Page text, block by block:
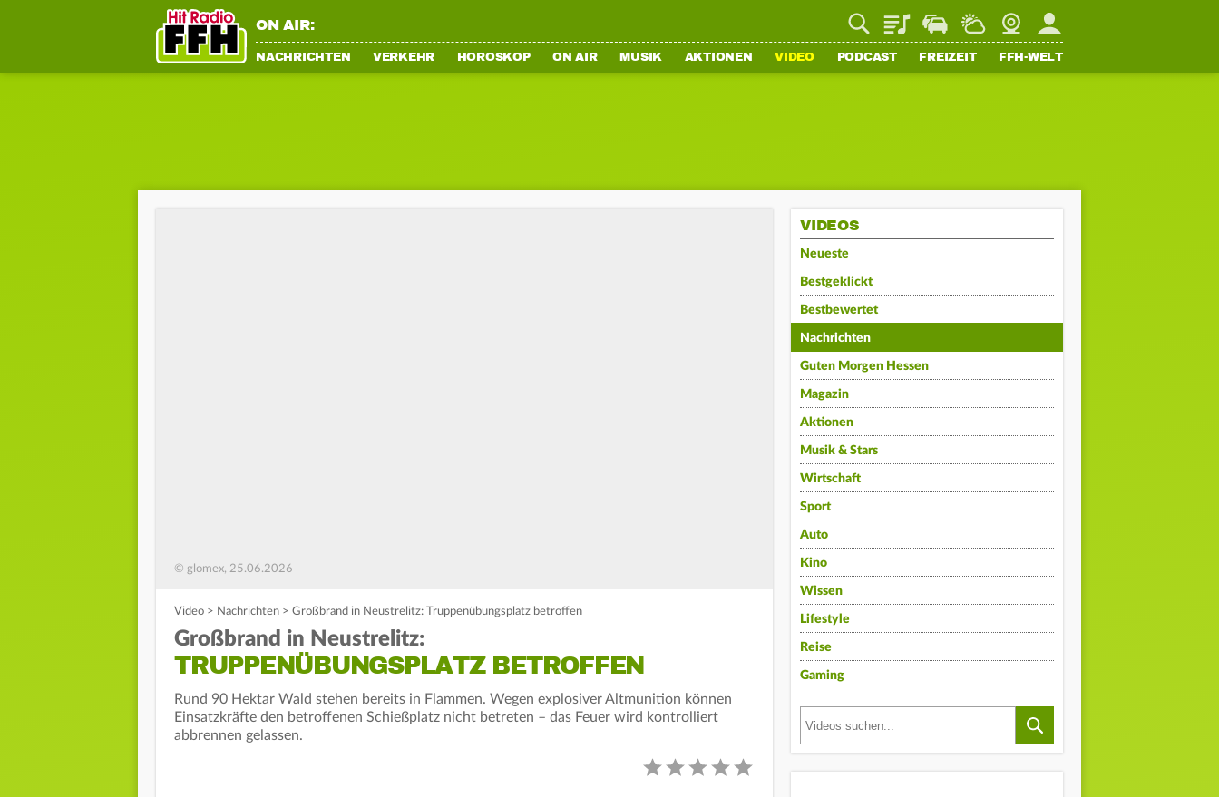
ON AIR: PlaylistStaupilotWetterWebcamMein FFH
NACHRICHTEN VERKEHR HOROSKOP ON AIR MUSIK AKTIONEN VIDEO PODCAST FREIZEIT FFH-WELT
© glomex, 25.06.2026
Video > Nachrichten > Großbrand in Neustrelitz: Truppenübungsplatz betroffen
Großbrand in Neustrelitz:
TRUPPENÜBUNGSPLATZ BETROFFEN
Rund 90 Hektar Wald stehen bereits in Flammen. Wegen explosiver Altmunition können
Einsatzkräfte den betroffenen Schießplatz nicht betreten – das Feuer wird kontrolliert
abbrennen gelassen.
VIDEOS
Neueste
Bestgeklickt
Bestbewertet
Nachrichten
Guten Morgen Hessen
Magazin
Aktionen
Musik & Stars
Wirtschaft
Sport
Auto
Kino
Wissen
Lifestyle
Reise
Gaming